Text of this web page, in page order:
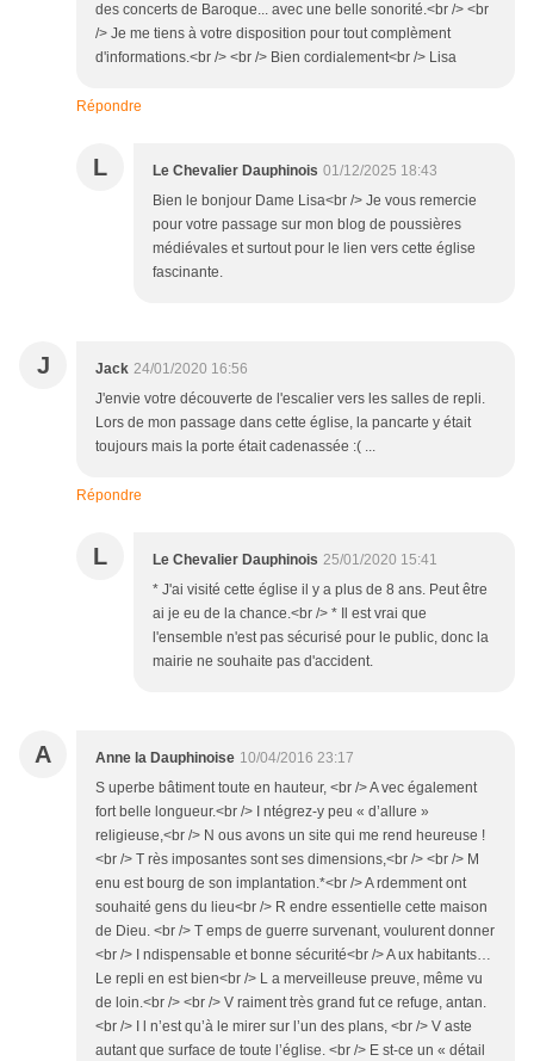
des concerts de Baroque... avec une belle sonorité.<br /> <br
/> Je me tiens à votre disposition pour tout complèment
d'informations.<br /> <br /> Bien cordialement<br /> Lisa
Répondre
L Le Chevalier Dauphinois 01/12/2025 18:43
Bien le bonjour Dame Lisa<br /> Je vous remercie
pour votre passage sur mon blog de poussières
médiévales et surtout pour le lien vers cette église
fascinante.
J Jack 24/01/2020 16:56
J'envie votre découverte de l'escalier vers les salles de repli.
Lors de mon passage dans cette église, la pancarte y était
toujours mais la porte était cadenassée :( ...
Répondre
L Le Chevalier Dauphinois 25/01/2020 15:41
* J'ai visité cette église il y a plus de 8 ans. Peut être
ai je eu de la chance.<br /> * Il est vrai que
l'ensemble n'est pas sécurisé pour le public, donc la
mairie ne souhaite pas d'accident.
A Anne la Dauphinoise 10/04/2016 23:17
S uperbe bâtiment toute en hauteur, <br /> A vec également
fort belle longueur.<br /> I ntégrez-y peu « d’allure »
religieuse,<br /> N ous avons un site qui me rend heureuse !
<br /> T rès imposantes sont ses dimensions,<br /> <br /> M
enu est bourg de son implantation.*<br /> A rdemment ont
souhaité gens du lieu<br /> R endre essentielle cette maison
de Dieu. <br /> T emps de guerre survenant, voulurent donner
<br /> I ndispensable et bonne sécurité<br /> A ux habitants…
Le repli en est bien<br /> L a merveilleuse preuve, même vu
de loin.<br /> <br /> V raiment très grand fut ce refuge, antan.
<br /> I l n’est qu’à le mirer sur l’un des plans, <br /> V aste
autant que surface de toute l’église. <br /> E st-ce un « détail